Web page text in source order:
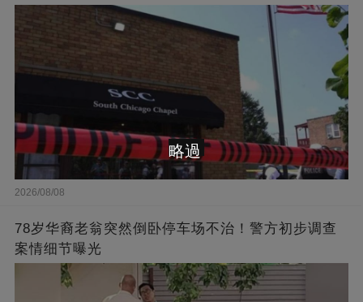
2026/08/08
78岁华裔老翁突然倒卧停车场不治！警方初步调查
案情细节曝光
略過